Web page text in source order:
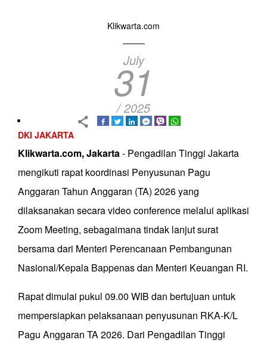
Klikwarta.com
July
31
/ 2025
DKI JAKARTA
Klikwarta.com, Jakarta- Pengadilan Tinggi Jakarta
mengikuti rapat koordinasi Penyusunan Pagu
Anggaran Tahun Anggaran (TA) 2026 yang
dilaksanakan secara video conference melalui aplikasi
Zoom Meeting, sebagaimana tindak lanjut surat
bersama dari Menteri Perencanaan Pembangunan
Nasional/Kepala Bappenas dan Menteri Keuangan RI.
Rapat dimulai pukul 09.00 WIB dan bertujuan untuk
mempersiapkan pelaksanaan penyusunan RKA-K/L
Pagu Anggaran TA 2026. Dari Pengadilan Tinggi